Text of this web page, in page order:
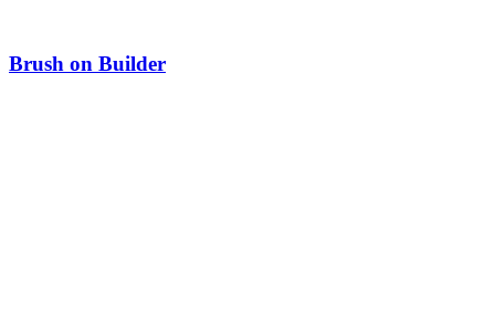
Brush on Builder